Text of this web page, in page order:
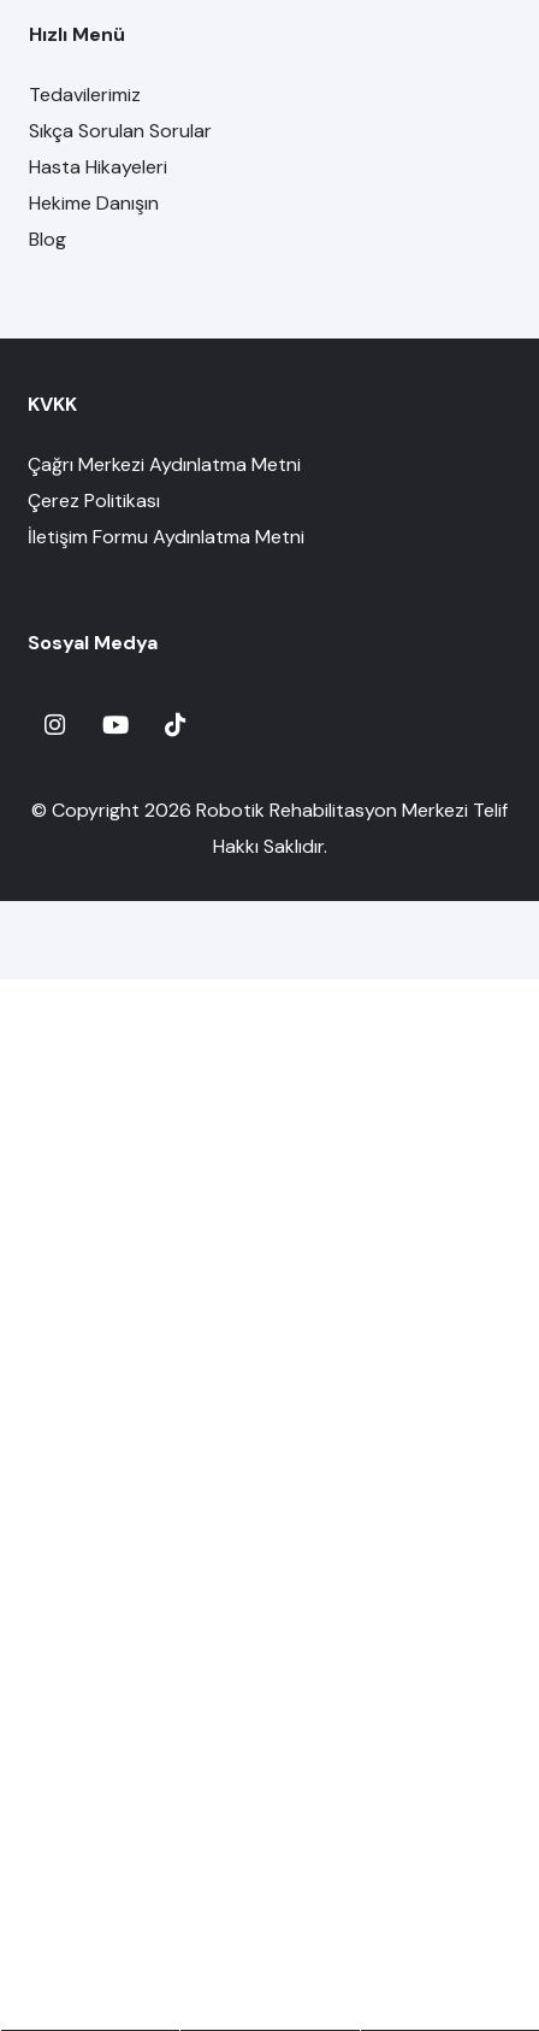
Hızlı Menü
Tedavilerimiz
Sıkça Sorulan Sorular
Hasta Hikayeleri
Hekime Danışın
Blog
KVKK
Çağrı Merkezi Aydınlatma Metni
Çerez Politikası
İletişim Formu Aydınlatma Metni
Sosyal Medya
© Copyright 2026 Robotik Rehabilitasyon Merkezi Telif
Hakkı Saklıdır.